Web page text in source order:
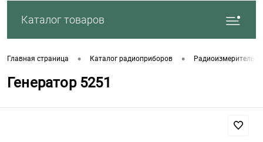
Каталог товаров
Главная страница • Каталог радиоприборов •
Генератор 5251